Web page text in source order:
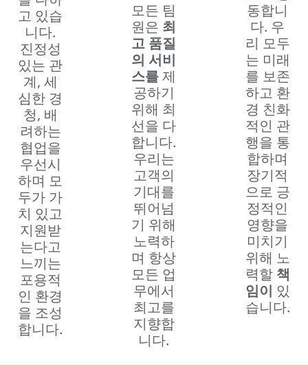
고 있습
니다.
진정성
있는 관
계, 세
심한 경
청, 배
려하는
협업을
우선시
하며 모
두가 가
치 있고
지원받
는다고
느끼는
포용적
인 환경
을 조성
합니다.
모든 팀
원은 최
고 품질
의 서비
스를제
공하기
위해 최
선을 다
합니다.
우리는
고객의
기대를
뛰어넘
기 위해
노력하
며 항상
모든 업
무에서
최고를
지향합
니다.
동합니
다. 우
리 모두
는 미래
를 보존
하고 환
경 친화
적인 관
행을 통
합하며
장기적
으로 긍
정적인
영향을
미치기
위해 노
력할책
임이 있
습니다.